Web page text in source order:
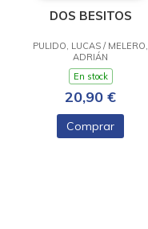
DOS BESITOS
PULIDO, LUCAS / MELERO,
ADRIÁN
En stock
20,90 €
Comprar